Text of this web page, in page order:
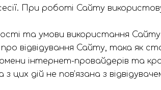
При роботі Сайту
та умови використання Сайту
відвідування Сайту, така як
інтернет-провайдерів та
цих дій не пов’язана з